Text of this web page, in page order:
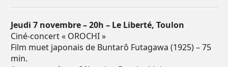
Jeudi 7 novembre – 20h – Le Liberté, Toulon
Ciné-concert « OROCHI »
Film muet japonais de Buntarô Futagawa (1925) – 75
min.